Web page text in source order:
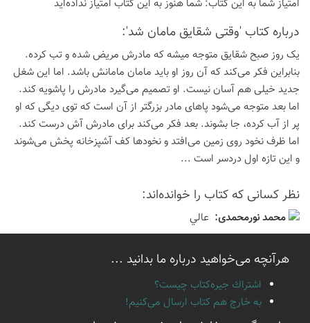
امتیاز شما به این كتاب: شما هنوز به این كتاب امتیاز نداده‌اید
درباره كتاب 'وقتی شقایق مامان شد':
یک روز صبح شقایق متوجه میشه که مادرش مریض شده و تب کرده.
بنابراین فکر می‌کند که آن روز او باید مامان مامانش باشد. اما این شغل
جدید خیلی هم آسان نیست. او تصمیم می‌گیرد مادرش را پاشویه کند.
اما بعد متوجه می‌شود پاهای مادر بزرگتر از آن است که توی دیگی که او
پر از آب کرده، جا بشوند. بعد فکر می‌کند برای مادرش آش درست کند.
اما ظرف نخود روی زمین می‌افتد و نخودها کف آشپزخانه پخش می‌شوند
و این تازه اول دردسر است ...
نظر كسانی كه كتاب را خوانده‌اند:
محمد نورمحمدی: عالي
هرآنچه می‌خواهید درباره ما بدانید ...
اشتراك جيره‌كتاب چيست؟
به خارج هم كتاب ارسال می‌كنیم!